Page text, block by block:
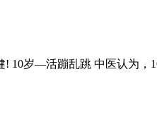
10岁—活蹦乱跳 中医认为，